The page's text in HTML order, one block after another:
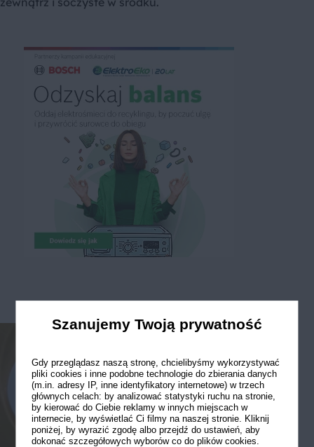
Szanujemy Twoją prywatność
Gdy przeglądasz naszą stronę, chcielibyśmy wykorzystywać
pliki cookies i inne podobne technologie do zbierania danych
(m.in. adresy IP, inne identyfikatory internetowe) w trzech
głównych celach: by analizować statystyki ruchu na stronie,
by kierować do Ciebie reklamy w innych miejscach w
internecie, by wyświetlać Ci filmy na naszej stronie. Kliknij
poniżej, by wyrazić zgodę albo przejdź do ustawień, aby
dokonać szczegółowych wyborów co do plików cookies.